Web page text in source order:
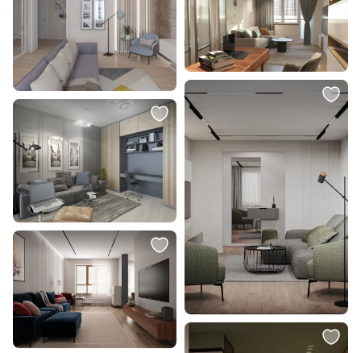
Чехол на подушку мятного цвета
clouds из коллекции ethnic,
35х60 см Tkano BD-3042959
В корзину
Подушка декоративная BOXY
ОГОГО Обстановочка серый BD-
1907466
В корзину
23 990 ₽
Подушка 75 x 50 см La Forma (ex
Julia Grup) Sorells BD-3059378
В корзину
1 700 ₽
Подушка декоративная BOXY
ОГОГО Обстановочка бежевый
BD-1907455
В корзину